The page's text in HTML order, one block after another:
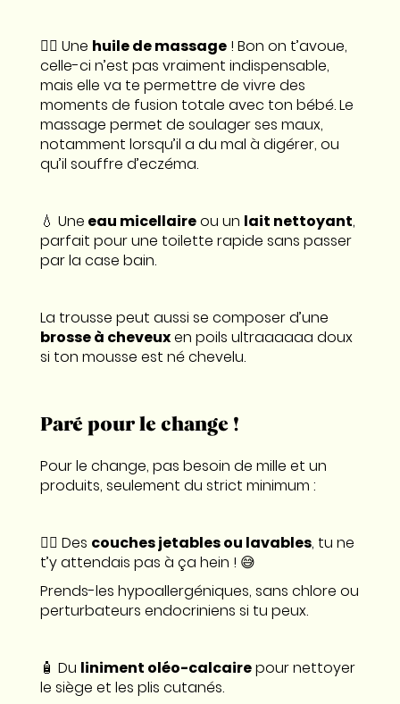
👉🏼 Une huile de massage! Bon on t’avoue,
celle-ci n’est pas vraiment indispensable,
mais elle va te permettre de vivre des
moments de fusion totale avec ton bébé. Le
massage permet de soulager ses maux,
notamment lorsqu’il a du mal à digérer, ou
qu’il souffre d’eczéma.
💧 Une eau micellaireou un lait nettoyant,
parfait pour une toilette rapide sans passer
par la case bain.
La trousse peut aussi se composer d’une
brosse à cheveuxen poils ultraaaaaa doux
si ton mousse est né chevelu.
Paré pour le change !
Pour le change, pas besoin de mille et un
produits, seulement du strict minimum :
👉🏼 Des couches jetables ou lavables, tu ne
t’y attendais pas à ça hein ! 😅
Prends-les hypoallergéniques, sans chlore ou
perturbateurs endocriniens si tu peux.
🧴 Du liniment oléo-calcairepour nettoyer
le siège et les plis cutanés.